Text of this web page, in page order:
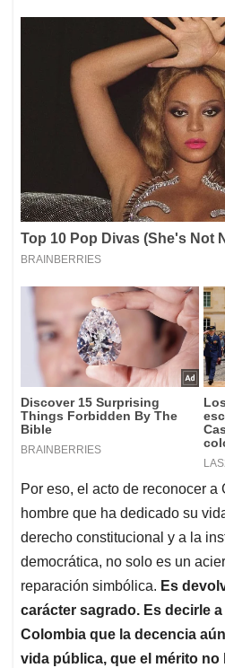
Por eso, el acto de reconocer a
hombre que ha dedicado su
derecho constitucional y a la
democrática, no solo es un
reparación simbólica. Es
carácter sagrado. Es decirle
Colombia que la decencia
vida pública, que el mérito no